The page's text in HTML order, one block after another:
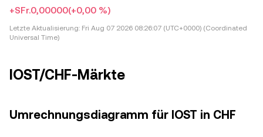
+SFr.0,00000(+0,00 %)
Letzte Aktualisierung: Fri Aug 07 2026 08:26:07 (UTC+0000) (Coordinated
Universal Time)
IOST/CHF-Märkte
Umrechnungsdiagramm für IOST in CHF